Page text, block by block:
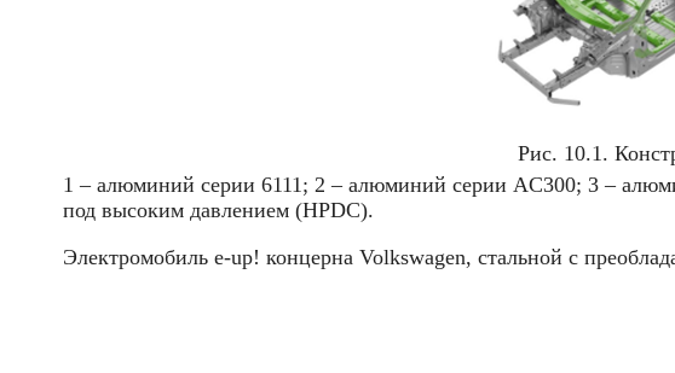
Рис. 10.1.
1 – алюминий серии 6111; 2 – алюминий серии AC300; 3 –
под высоким давлением (HPDC).
Электромобиль e-up! концерна Volkswagen, стальной с